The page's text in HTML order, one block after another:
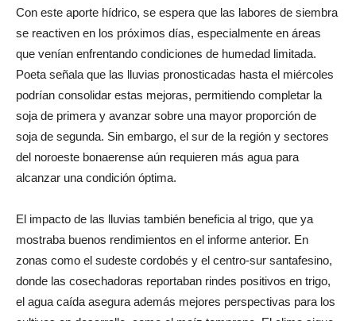
Con este aporte hídrico, se espera que las labores de siembra
se reactiven en los próximos días, especialmente en áreas
que venían enfrentando condiciones de humedad limitada.
Poeta señala que las lluvias pronosticadas hasta el miércoles
podrían consolidar estas mejoras, permitiendo completar la
soja de primera y avanzar sobre una mayor proporción de
soja de segunda. Sin embargo, el sur de la región y sectores
del noroeste bonaerense aún requieren más agua para
alcanzar una condición óptima.
El impacto de las lluvias también beneficia al trigo, que ya
mostraba buenos rendimientos en el informe anterior. En
zonas como el sudeste cordobés y el centro-sur santafesino,
donde las cosechadoras reportaban rindes positivos en trigo,
el agua caída asegura además mejores perspectivas para los